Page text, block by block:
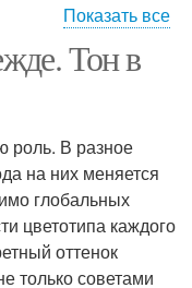
стиль
интерьер
Показать все
Тон в
роль. В разное
на них меняется
глобальных
цветотипа каждого
оттенок
только советами